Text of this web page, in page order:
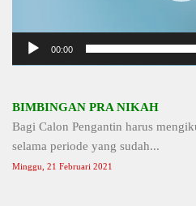
00:00
BIMBINGAN PRA NIKAH
Bagi Calon Pengantin harus
selama periode yang sudah...
Minggu, 21 Februari 2021